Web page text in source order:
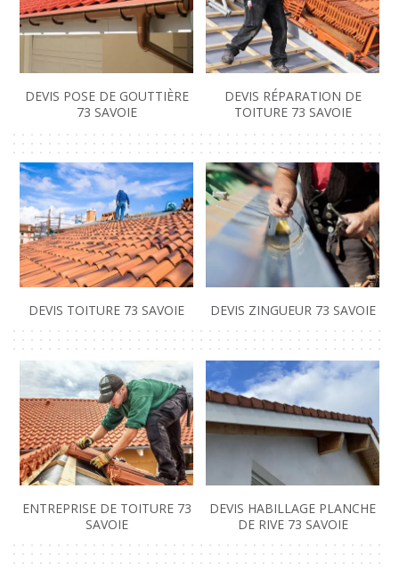
DEVIS POSE DE GOUTTIÈRE
73 SAVOIE
DEVIS RÉPARATION DE
TOITURE 73 SAVOIE
DEVIS TOITURE 73 SAVOIE DEVIS ZINGUEUR 73 SAVOIE
ENTREPRISE DE TOITURE 73
SAVOIE
DEVIS HABILLAGE PLANCHE
DE RIVE 73 SAVOIE